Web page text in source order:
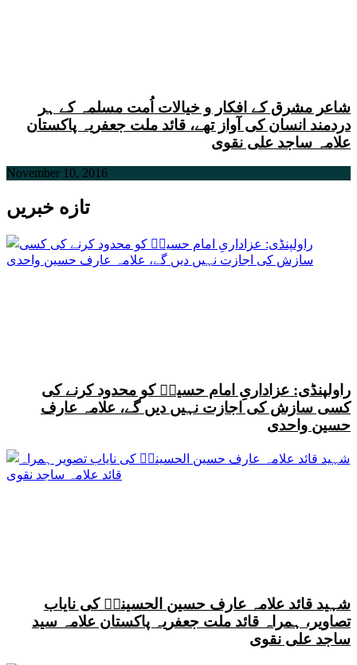
شاعر مشرق کے افکار و خیالات اُمت مسلمہ کے ہر
دردمند انسان کی آواز تھے، قائد ملت جعفریہ پاکستان
علامہ ساجد علی نقوی
November 10, 2016
تازه خبریں
راولپنڈی: عزاداریِ امام حسینؑ کو محدود کرنے کی
کسی سازش کی اجازت نہیں دیں گے، علامہ عارف
حسین واحدی
شہید قائد علامہ عارف حسین الحسینیؒ کی نایاب
تصاویر، ہمراہ قائد ملت جعفریہ پاکستان علامہ سید
ساجد علی نقوی